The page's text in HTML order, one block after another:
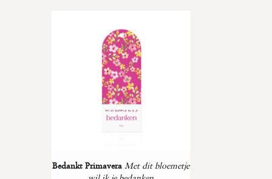
Bedankt Primavera Met dit bloemetje